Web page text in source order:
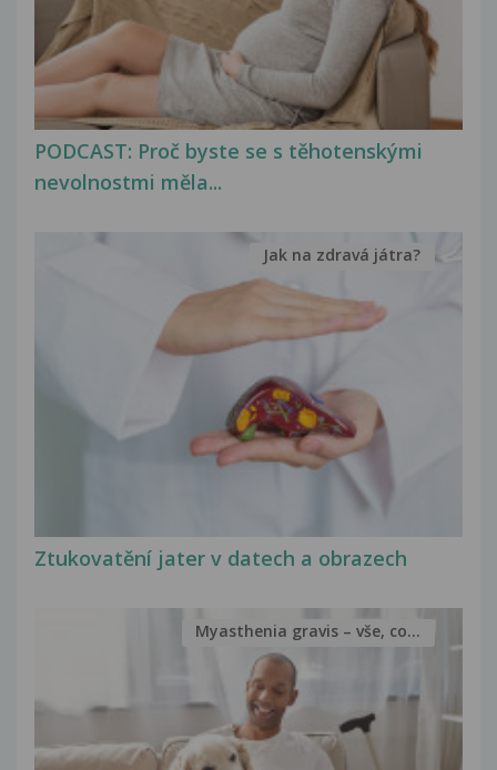
PODCAST: Proč byste se s těhotenskými
nevolnostmi měla...
Ztukovatění jater v datech a obrazech
Jak na zdravá játra?
Myasthenia gravis – vše, co...